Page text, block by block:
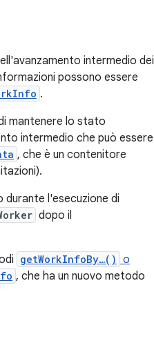
intermedio dei
possono essere
.
mantenere lo stato
intermedio che può essere
, che è un contenitore
l'esecuzione di
dopo il
getWorkInfoBy…() o
, che ha un nuovo metodo